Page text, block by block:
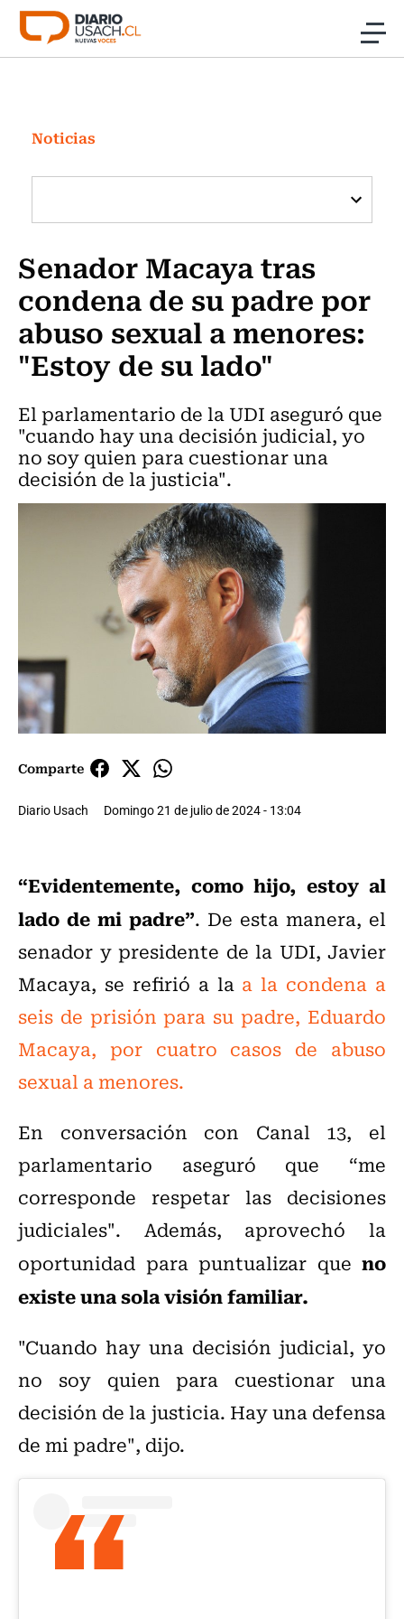
Click acá para ir directamente al contenido
Investigación
Cultura
Programas Radio y TV Usach
Noticias
Senador Macaya tras
condena de su padre por
abuso sexual a menores:
"Estoy de su lado"
El parlamentario de la UDI aseguró que
"cuando hay una decisión judicial, yo
no soy quien para cuestionar una
decisión de la justicia".
Comparte
Diario Usach Domingo 21 de julio de 2024 - 13:04
“Evidentemente, como hijo, estoy al
lado de mi padre”. De esta manera, el
senador y presidente de la UDI, Javier
Macaya, se refirió a la a la condena a
seis de prisión para su padre, Eduardo
Macaya, por cuatro casos de abuso
sexual a menores.
En conversación con Canal 13, el
parlamentario aseguró que “me
corresponde respetar las decisiones
judiciales". Además, aprovechó la
oportunidad para puntualizar que no
existe una sola visión familiar.
"Cuando hay una decisión judicial, yo
no soy quien para cuestionar una
decisión de la justicia. Hay una defensa
de mi padre", dijo.